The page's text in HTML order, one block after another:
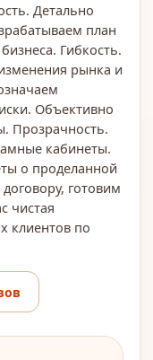
Детально
план
Гибкость.
рынка и
Объективно
Прозрачность.
кабинеты.
о проделанной
готовим
чистая
клиентов по